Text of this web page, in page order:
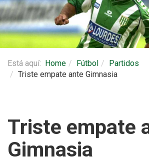
Está aquí: Home Fútbol
Partidos
Triste empate ante Gimnasia
Triste empate
Gimnasia